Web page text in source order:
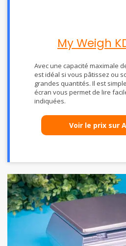
My Weigh
Avec une capacité maximale
est idéal si vous pâtissez ou
grandes quantités. Il est
écran vous permet de lire
indiquées.
Voir le prix sur